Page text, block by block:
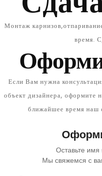
Монтаж
время.
Если Вам нужна
объект дизайнера, оформите
ближайшее время наш
Оставьте
Мы свяжемся с